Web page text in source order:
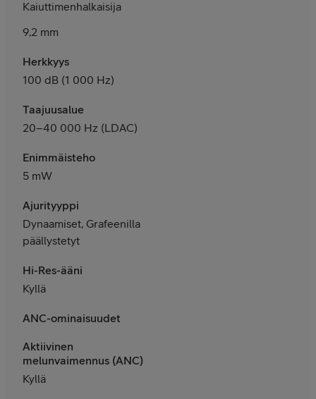
Kaiuttimenhalkaisija
9,2 mm
Herkkyys
100 dB (1 000 Hz)
Taajuusalue
20–40 000 Hz (LDAC)
Enimmäisteho
5 mW
Ajurityyppi
Dynaamiset, Grafeenilla
päällystetyt
Hi-Res-ääni
Kyllä
ANC-ominaisuudet
Aktiivinen
melunvaimennus (ANC)
Kyllä